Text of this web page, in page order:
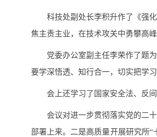
科技处副处长李积升作了《强
焦主责主业，在技术攻关中勇攀高
党委办公室副主任李荣作了题
要学深悟透、知行合一，切实把学
会上还学习了国家安全法、反
会议对进一步贯彻落实党的二
部署上来。二是高质量开展研究所